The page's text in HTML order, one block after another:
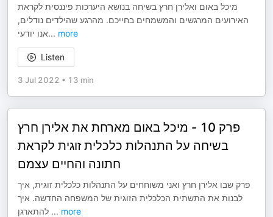
מיכל באום ואלירן חרץ בשיחה בנושא היערכות פיננסית לקראת
האירועים המרגשים והמשמחים בחייכם. מהרגע שהילדים נודלים,
אנו יודעי... more
Listen
3 Jul 2022 • 13 min
פרק 10 - מיכל באום מארחת את אלירן חרץ
בשיחה על התנהלות כלכלית זוגית לקראת
חתונה והחיים עצמם
פרק שבו אלירן חרץ ואני משוחחים על התנהלות כלכלית זוגית, איך
לבנות את התשתית הכלכלית הזוגית של המשפחה החדשה. איך
... more